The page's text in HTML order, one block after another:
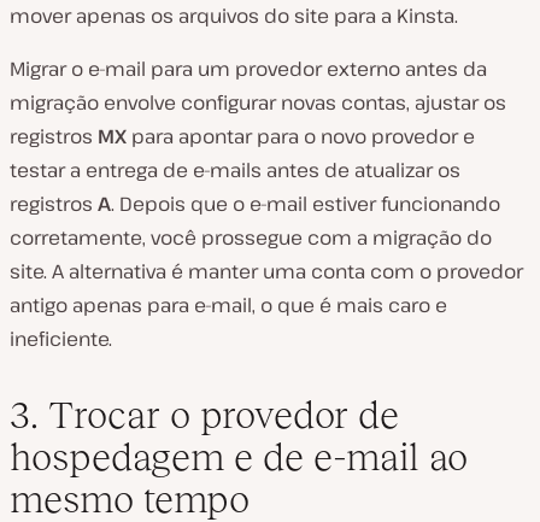
mover apenas os arquivos do site para a Kinsta.
Migrar o e-mail para um provedor externo antes da
migração envolve configurar novas contas, ajustar os
registros MX para apontar para o novo provedor e
testar a entrega de e-mails antes de atualizar os
registros A. Depois que o e-mail estiver funcionando
corretamente, você prossegue com a migração do
site. A alternativa é manter uma conta com o provedor
antigo apenas para e-mail, o que é mais caro e
ineficiente.
3. Trocar o provedor de
hospedagem e de e-mail ao
mesmo tempo